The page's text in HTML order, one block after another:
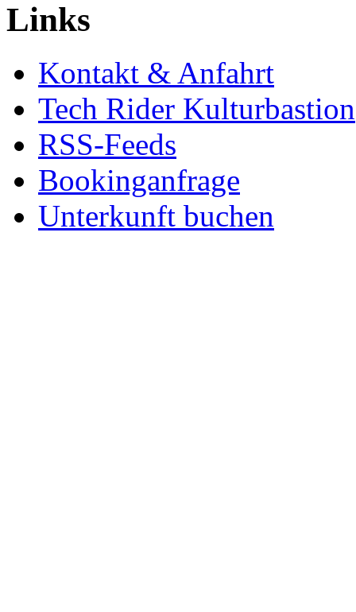
Links
Kontakt & Anfahrt
Tech Rider Kulturbastion
RSS-Feeds
Bookinganfrage
Unterkunft buchen